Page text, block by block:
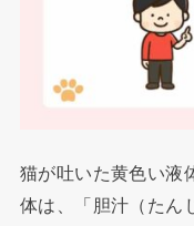
猫が吐いた黄色い液
体は、「胆汁（たん